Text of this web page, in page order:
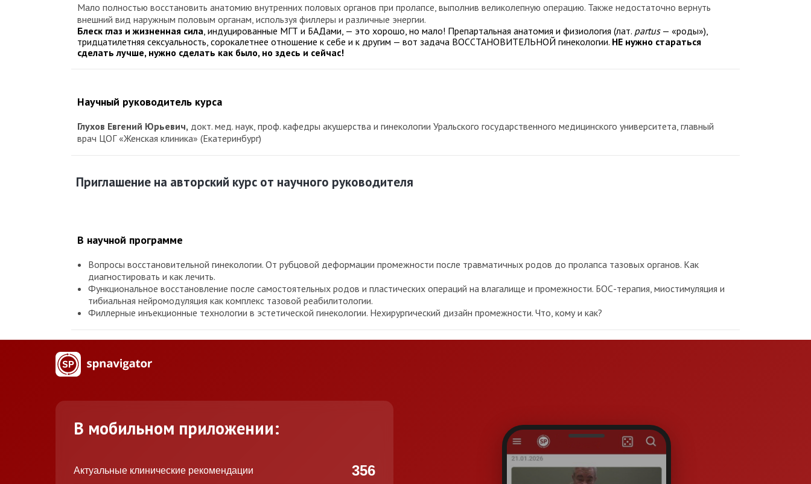
Мало полностью восстановить анатомию внутренних половых органов при пролапсе, выполнив великолепную операцию. Также недостаточно вернуть
внешний вид наружным половым органам, используя филлеры и различные энергии.
Блеск глаз и жизненная сила , индуцированные МГТ и БАДами, — это хорошо, но мало! Препартальная анатомия и физиология (лат. partus— «роды»),
тридцатилетняя сексуальность, сорокалетнее отношение к себе и к другим — вот задача ВОССТАНОВИТЕЛЬНОЙ гинекологии. НЕ нужно стараться
сделать лучше, нужно сделать как было, но здесь и сейчас!
Научный руководитель курса
Глухов Евгений Юрьевич, докт. мед. наук, проф. кафедры акушерства и гинекологии Уральского государственного медицинского университета, главный
врач ЦОГ «Женская клиника» (Екатеринбург)
Приглашение на авторский курс от научного руководителя
В научной программе
Вопросы восстановительной гинекологии. От рубцовой деформации промежности после травматичных родов до пролапса тазовых органов. Как
диагностировать и как лечить.
Функциональное восстановление после самостоятельных родов и пластических операций на влагалище и промежности. БОС-терапия, миостимуляция и
тибиальная нейромодуляция как комплекс тазовой реабилитологии.
Филлерные инъекционные технологии в эстетической гинекологии. Нехирургический дизайн промежности. Что, кому и как?
В мобильном приложении:
Актуальные клинические рекомендации 356